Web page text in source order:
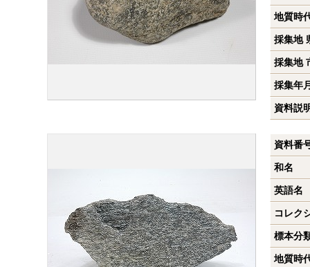
地質時
採集地
採集地
採集年
資料説
資料番
和名
英語名
コレク
標本分
地質時